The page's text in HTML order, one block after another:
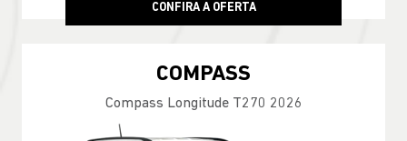
CONFIRA A OFERTA
COMPASS
Compass Longitude T270 2026